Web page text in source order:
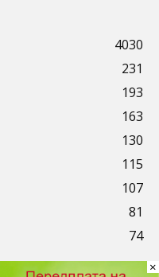
4030
231
193
163
130
115
107
81
74
×